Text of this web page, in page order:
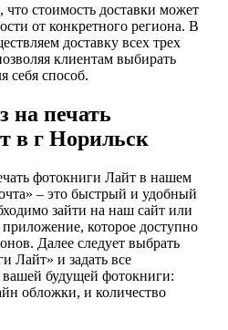
что стоимость доставки может
от конкретного региона. В
доставку всех трех
клиентам выбирать
себя способ.
на печать
в г Норильск
фотокниги Лайт в нашем
– это быстрый и удобный
зайти на наш сайт или
которое доступно
Далее следует выбрать
Лайт» и задать все
будущей фотокниги:
обложки, и количество